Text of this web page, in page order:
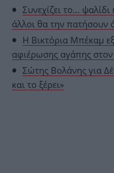
Συνεχίζει το...
άλλοι θα την πατήσουν
Η Βικτόρια Μπέκαμ
αφιέρωσης αγάπης
Σώτης Βολάνης για
και το ξέρει»